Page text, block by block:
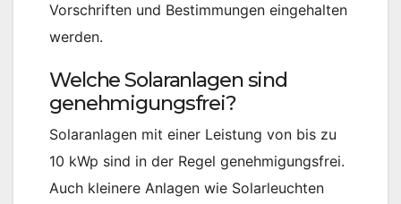
Vorschriften und Bestimmungen eingehalten
werden.
Welche Solaranlagen sind
genehmigungsfrei?
Solaranlagen mit einer Leistung von bis zu
10 kWp sind in der Regel genehmigungsfrei.
Auch kleinere Anlagen wie Solarleuchten